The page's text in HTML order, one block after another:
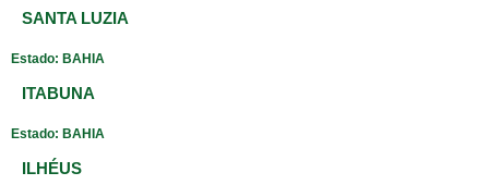
SANTA LUZIA
Estado: BAHIA
ITABUNA
Estado: BAHIA
ILHÉUS